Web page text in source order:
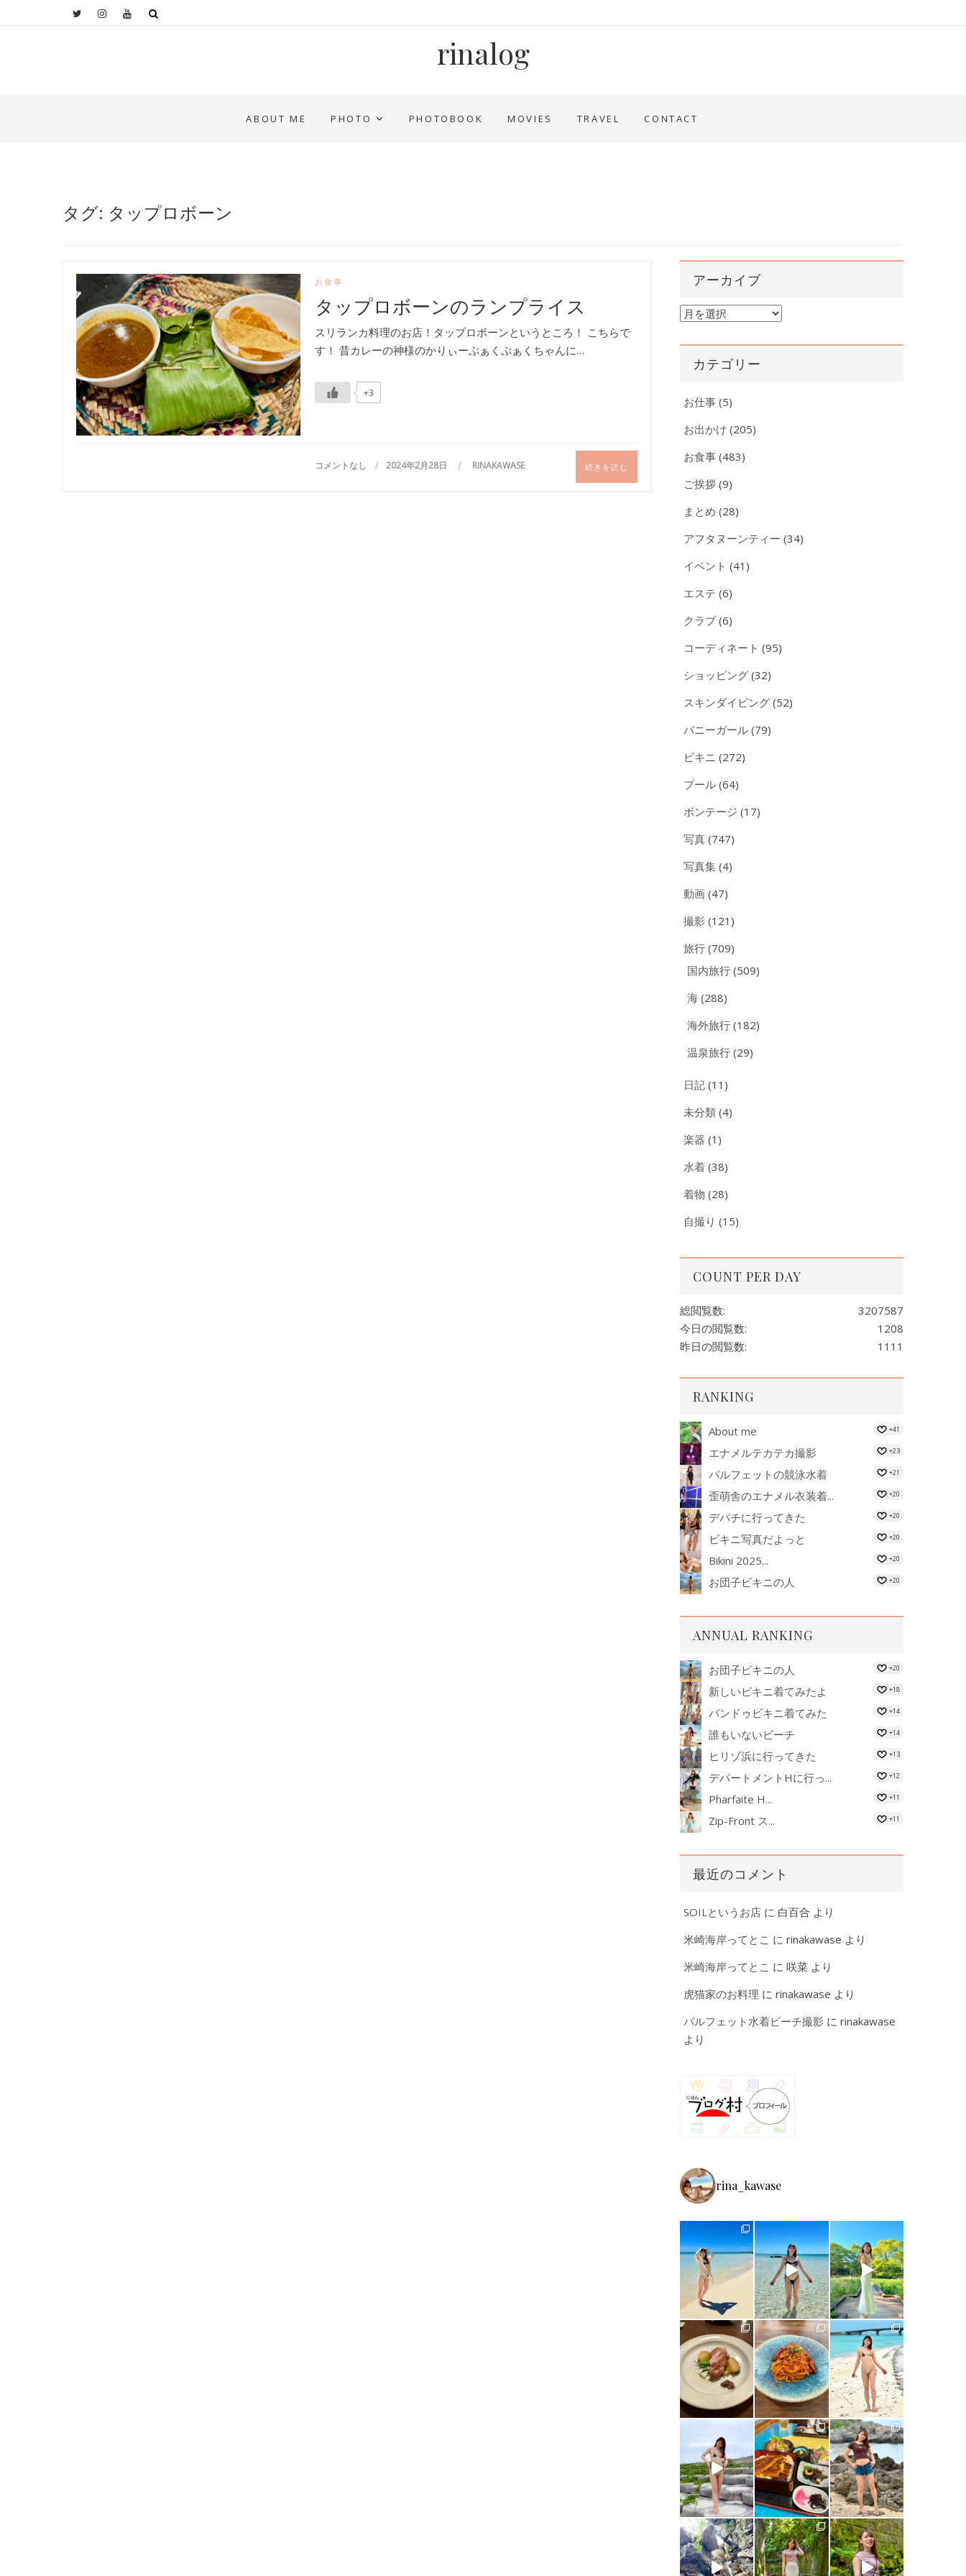
rinalog
ABOUT ME PHOTO PHOTOBOOK MOVIES TRAVEL CONTACT
タグ: タップロボーン
お食事
タップロボーンのランプライス
スリランカ料理のお店！タップロボーンというところ！ こちらで
す！ 昔カレーの神様のかりぃーぷぁくぷぁくちゃんに…
+3
コメントなし 2024年2月28日 RINAKAWASE 続きを読む
アーカイブ
ア
カ
カテゴリー
お仕事 (5)
お出かけ (205)
お食事 (483)
ご挨拶 (9)
まとめ (28)
アフタヌーンティー (34)
イベント (41)
エステ (6)
クラブ (6)
コーディネート (95)
ショッピング (32)
スキンダイビング (52)
バニーガール (79)
ビキニ (272)
プール (64)
ボンテージ (17)
写真 (747)
写真集 (4)
動画 (47)
撮影 (121)
旅行 (709)
国内旅行 (509)
海 (288)
海外旅行 (182)
温泉旅行 (29)
日記 (11)
未分類 (4)
楽器 (1)
水着 (38)
着物 (28)
自撮り (15)
COUNT PER DAY
3207587
総閲覧数:
1208
今日の閲覧数:
1111
昨日の閲覧数:
RANKING
About me +41
エナメルテカテカ撮影 +23
パルフェットの競泳水着 +21
歪萌舎のエナメル衣装着... +20
デパチに行ってきた +20
ビキニ写真だよっと +20
Bikini 2025... +20
お団子ビキニの人 +20
ANNUAL RANKING
お団子ビキニの人 +20
新しいビキニ着てみたよ +18
バンドゥビキニ着てみた +14
誰もいないビーチ +14
ヒリゾ浜に行ってきた +13
デパートメントHに行っ... +12
Pharfaite H... +11
Zip-Front ス... +11
最近のコメント
SOILというお店 に 白百合 より
米崎海岸ってとこ に rinakawase より
米崎海岸ってとこ に 咲菜 より
虎猫家のお料理 に rinakawase より
パルフェット水着ビーチ撮影 に rinakawase
より
rina_kawase